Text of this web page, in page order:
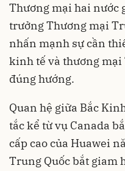
Thương mại hai nước
trưởng Thương mại
nhấn mạnh sự cần
kinh tế và thương mại
đúng hướng.
Quan hệ giữa Bắc
tắc kể từ vụ Canada
cấp cao của Huawei
Trung Quốc bắt giam